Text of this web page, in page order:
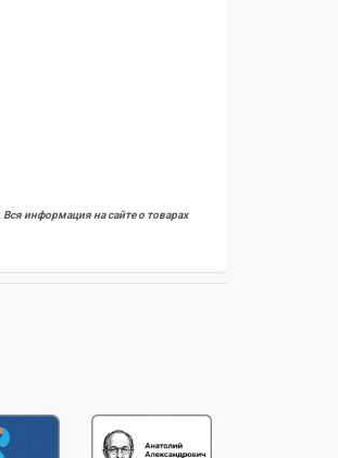
Вся информация на сайте о товарах